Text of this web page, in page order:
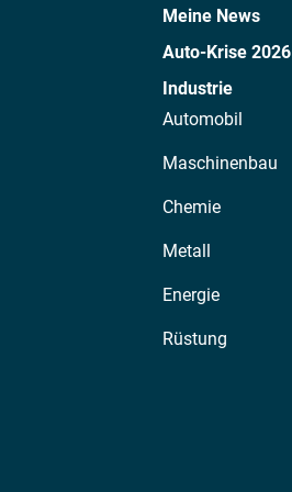
Meine News
Auto-Krise 2026
Industrie
Automobil
Maschinenbau
Chemie
Metall
Energie
Rüstung